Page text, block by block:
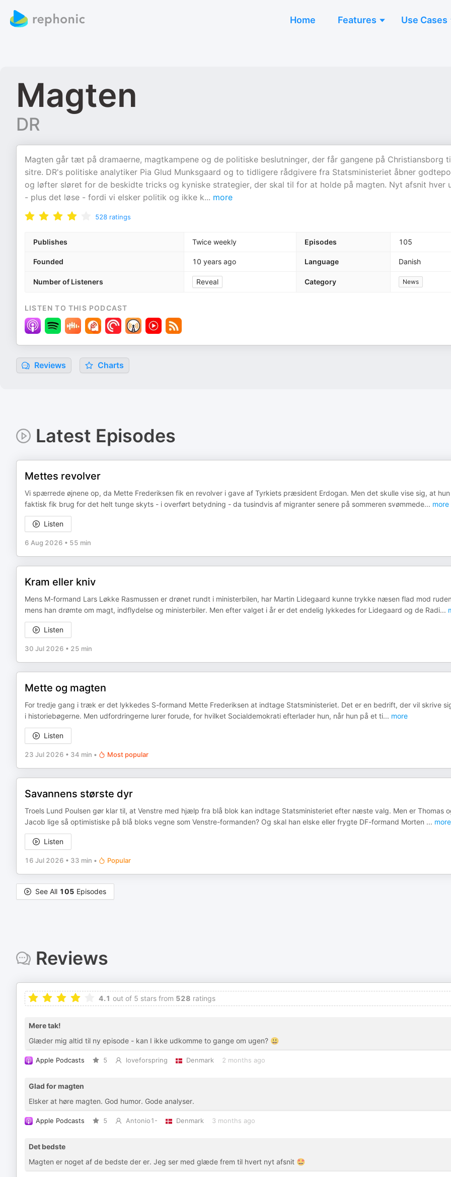
Home Features Use Cases
Magten
DR
Magten går tæt på dramaerne, magtkampene og de politiske beslutninger, der får gangene på Christiansborg
sitre. DR's politiske analytiker Pia Glud Munksgaard og to tidligere rådgivere fra Statsministeriet åbner
og løfter sløret for de beskidte tricks og kyniske strategier, der skal til for at holde på magten. Nyt afsnit hver
- plus det løse - fordi vi elsker politik og ikke k... more
528 ratings
Publishes Twice weekly Episodes 105
Founded 10 years ago Language Danish
Number of Listeners Reveal Category News
LISTEN TO THIS PODCAST
Reviews Charts
Latest Episodes
Mettes revolver
Vi spærrede øjnene op, da Mette Frederiksen fik en revolver i gave af Tyrkiets præsident Erdogan. Men det skulle vise sig, at hun
faktisk fik brug for det helt tunge skyts - i overført betydning - da tusindvis af migranter senere på sommeren svømmede... more
Listen
6 Aug 2026 • 55 min
Kram eller kniv
Mens M-formand Lars Løkke Rasmussen er drønet rundt i ministerbilen, har Martin Lidegaard kunne trykke næsen flad mod
mens han drømte om magt, indflydelse og ministerbiler. Men efter valget i år er det endelig lykkedes for Lidegaard og de Radi...
Listen
30 Jul 2026 • 25 min
Mette og magten
For tredje gang i træk er det lykkedes S-formand Mette Frederiksen at indtage Statsministeriet. Det er en bedrift, der vil skrive
i historiebøgerne. Men udfordringerne lurer forude, for hvilket Socialdemokrati efterlader hun, når hun på et ti... more
Listen
23 Jul 2026 • 34 min • Most popular
Savannens største dyr
Troels Lund Poulsen gør klar til, at Venstre med hjælp fra blå blok kan indtage Statsministeriet efter næste valg. Men er Thomas
Jacob lige så optimistiske på blå bloks vegne som Venstre-formanden? Og skal han elske eller frygte DF-formand Morten ... more
Listen
16 Jul 2026 • 33 min • Popular
See All 105 Episodes
Reviews
4.1 out of 5 stars from 528 ratings
Mere tak!
Glæder mig altid til ny episode - kan I ikke udkomme to gange om ugen? 😃
Apple Podcasts 5 loveforspring Denmark 2 months ago
Glad for magten
Elsker at høre magten. God humor. Gode analyser.
Apple Podcasts 5 Antonio1- Denmark 3 months ago
Det bedste
Magten er noget af de bedste der er. Jeg ser med glæde frem til hvert nyt afsnit 🤩